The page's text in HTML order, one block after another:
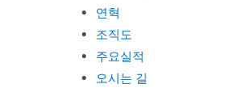
연혁
조직도
주요실적
오시는 길